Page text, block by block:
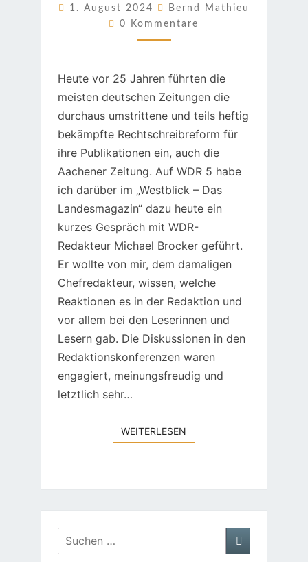
1. August 2024
Bernd Mathieu
Kommentare
0 Kommentare
Heute vor 25 Jahren führten die
meisten deutschen Zeitungen die
durchaus umstrittene und teils heftig
bekämpfte Rechtschreibreform für
ihre Publikationen ein, auch die
Aachener Zeitung. Auf WDR 5 habe
ich darüber im „Westblick – Das
Landesmagazin“ dazu heute ein
kurzes Gespräch mit WDR-
Redakteur Michael Brocker geführt.
Er wollte von mir, dem damaligen
Chefredakteur, wissen, welche
Reaktionen es in der Redaktion und
vor allem bei den Leserinnen und
Lesern gab. Die Diskussionen in den
Redaktionskonferenzen waren
engagiert, meinungsfreudig und
letztlich sehr…
WEITERLESEN
Suchen
nach:
Suchen